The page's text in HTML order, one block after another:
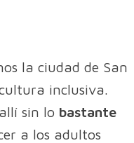
la ciudad de San
inclusiva.
sin lo bastante
a los adultos